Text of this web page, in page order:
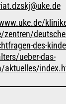
zentren/
des-
ueber-das-
aktuelles/